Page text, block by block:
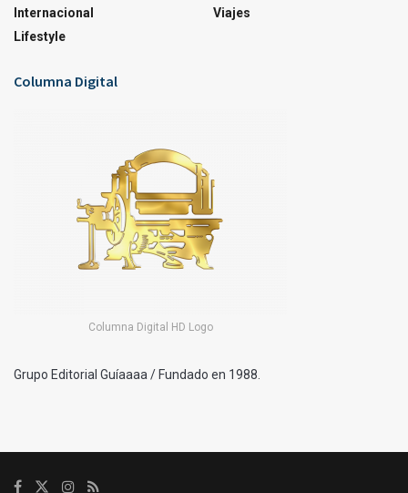
Internacional
Lifestyle
Viajes
Columna Digital
Columna Digital HD Logo
Grupo Editorial Guíaaaa / Fundado en 1988.